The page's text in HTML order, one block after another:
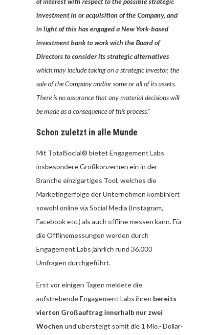
investment in or acquisition of the Company, and
in light of this has engaged a New York-based
investment bank to work with the Board of
Directors to consider its strategic alternatives
which may include taking on a strategic investor, the
sale of the Company and/or some or all of its assets.
There is no assurance that any material decisions will
be made as a consequence of this process.“
Schon zuletzt in alle Munde
Mit TotalSocial® bietet Engagement Labs
insbesondere Großkonzernen ein in der
Branche einzigartiges Tool, welches die
Marketingerfolge der Unternehmen kombiniert
sowohl online via Social Media (Instagram,
Facebook etc.) als auch offline messen kann. Für
die Offlinemessungen werden durch
Engagement Labs jährlich rund 36.000
Umfragen durchgeführt.
Erst vor einigen Tagen meldete die
aufstrebende Engagement Labs ihren bereits
vierten Großauftrag innerhalb nur zwei
Wochen und übersteigt somit die 1 Mio.- Dollar-